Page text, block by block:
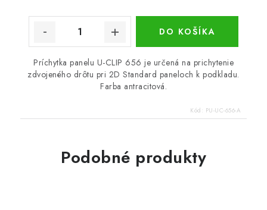
DO KOŠÍKA
Príchytka panelu U-CLIP 656 je určená na prichytenie
zdvojeného drôtu pri 2D Standard paneloch k podkladu.
Farba antracitová.
Kód: PU-UC-656-A
Podobné produkty